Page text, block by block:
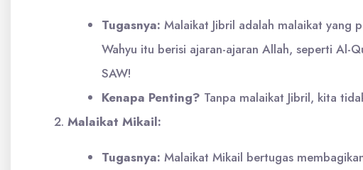
Tugasnya: Malaikat Jibril adalah malaikat yang
Wahyu itu berisi ajaran-ajaran Allah, seperti Al-
SAW!
Kenapa Penting? Tanpa malaikat Jibril, kita
Malaikat Mikail:
Tugasnya: Malaikat Mikail bertugas